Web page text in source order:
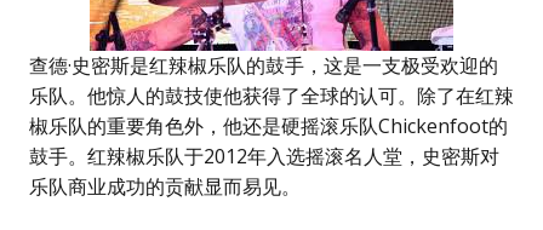
查德·史密斯是红辣椒乐队的鼓手，这是一支极受欢迎的
乐队。他惊人的鼓技使他获得了全球的认可。除了在红辣
椒乐队的重要角色外，他还是硬摇滚乐队Chickenfoot的
鼓手。红辣椒乐队于2012年入选摇滚名人堂，史密斯对
乐队商业成功的贡献显而易见。